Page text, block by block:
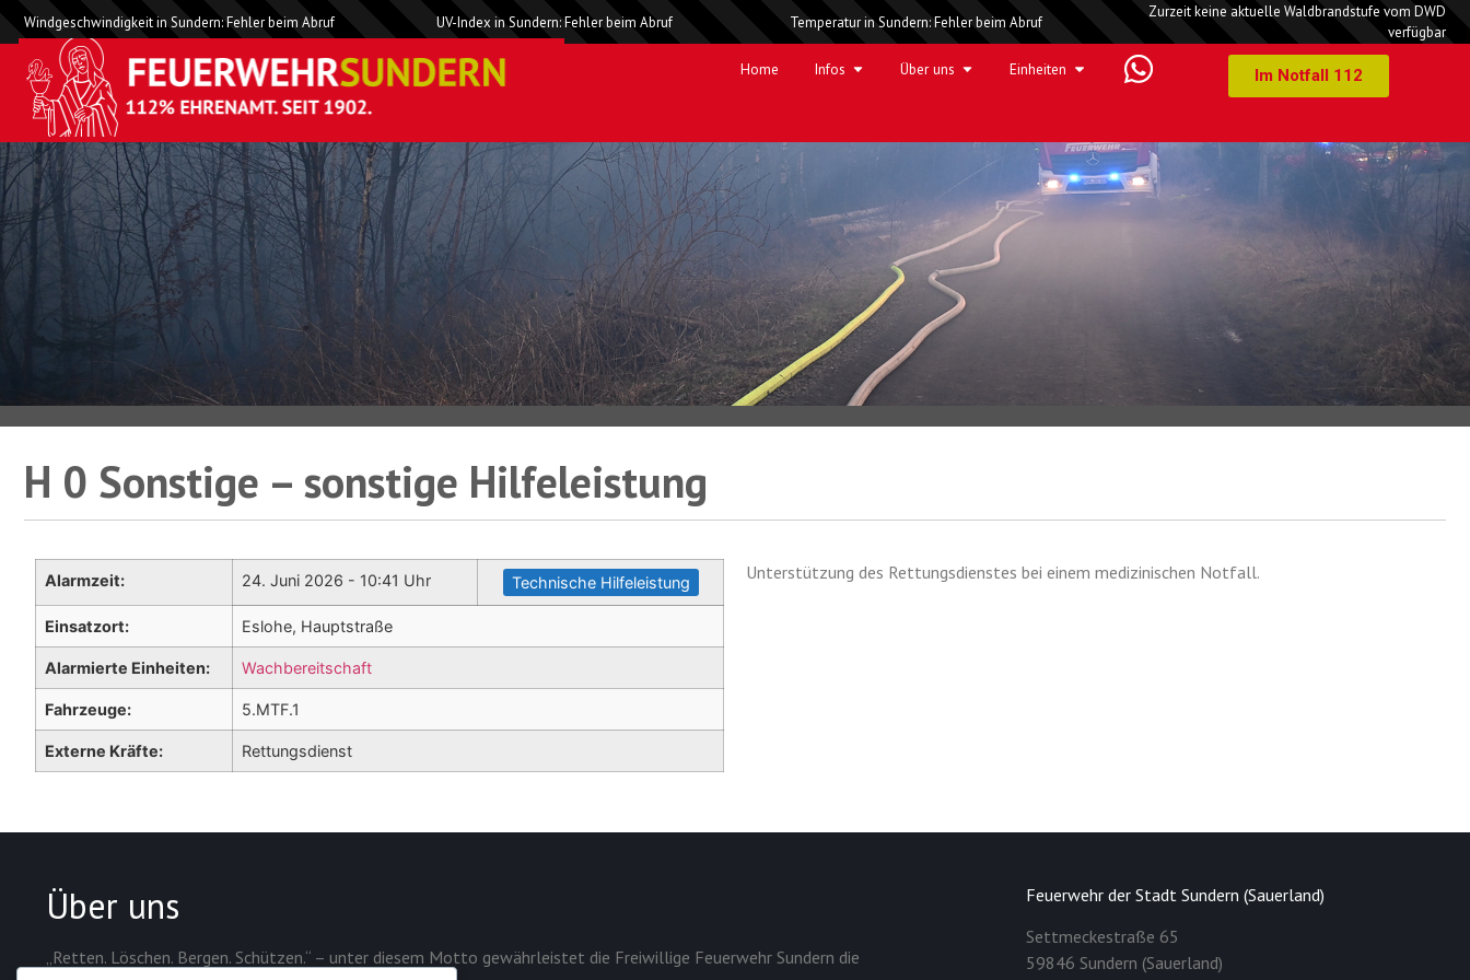
Windgeschwindigkeit in Sundern: Fehler beim Abruf UV-Index in Sundern: Fehler beim Abruf Temperatur in Sundern: Fehler beim Abruf
Zurzeit keine aktuelle Waldbrandstufe vom DWD
verfügbar
Home Infos Über uns Einheiten Im Notfall 112
H 0 Sonstige – sonstige Hilfeleistung
Alarmzeit: 24. Juni 2026 - 10:41 Uhr Technische Hilfeleistung
Einsatzort: Eslohe, Hauptstraße
Alarmierte Einheiten: Wachbereitschaft
Fahrzeuge: 5.MTF.1
Externe Kräfte: Rettungsdienst
Unterstützung des Rettungsdienstes bei einem medizinischen Notfall.
Über uns
„Retten. Löschen. Bergen. Schützen.“ – unter diesem Motto gewährleistet die Freiwillige Feuerwehr Sundern die
Feuerwehr der Stadt Sundern (Sauerland)
Settmeckestraße 65
59846 Sundern (Sauerland)